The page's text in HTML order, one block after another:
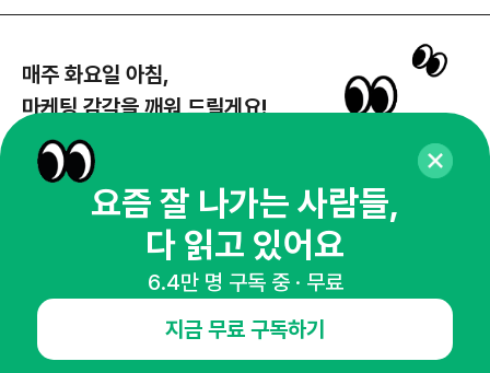
매주 화요일 아침,
마케팅 감각을 깨워 드릴게요!
뉴스레터 구독하기
NHN AD
오픈애즈란
요즘 잘 나가는 사람들,
다 읽고 있어요
6.4만 명 구독 중 · 무료
지금 무료 구독하기